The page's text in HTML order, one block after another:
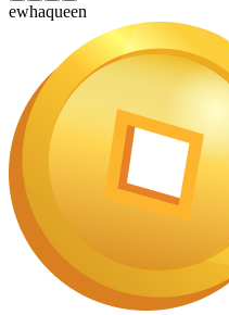
ewhaqueen